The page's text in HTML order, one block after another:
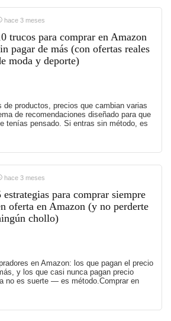
hace 3 meses
trucos para comprar en Amazon
pagar de más (con ofertas reales
moda y deporte)
de productos, precios que cambian varias
de recomendaciones diseñado para que
tenías pensado. Si entras sin método, es
hace 3 meses
estrategias para comprar siempre
oferta en Amazon (y no perderte
chollo)
en Amazon: los que pagan el precio
y los que casi nunca pagan precio
no es suerte — es método.Comprar en